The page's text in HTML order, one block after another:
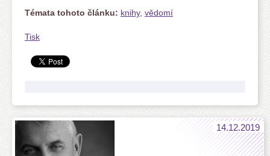
Témata tohoto článku: knihy, vědomí
Tisk
14.12.2019